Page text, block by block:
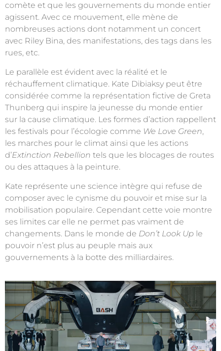
comète et que les gouvernements du monde entier
agissent. Avec ce mouvement, elle mène de
nombreuses actions dont notamment un concert
avec Riley Bina, des manifestations, des tags dans les
rues, etc.
Le parallèle est évident avec la réalité et le
réchauffement climatique. Kate Dibiaksy peut être
considérée comme la représentation fictive de Greta
Thunberg qui inspire la jeunesse du monde entier
sur la cause climatique. Les formes d’action rappellent
les festivals pour l’écologie comme We Love Green,
les marches pour le climat ainsi que les actions
d’Extinction Rebellion tels que les blocages de routes
ou des attaques à la peinture.
Kate représente une science intègre qui refuse de
composer avec le cynisme du pouvoir et mise sur la
mobilisation populaire. Cependant cette voie montre
ses limites car elle ne permet pas vraiment de
changements. Dans le monde de Don’t Look Up le
pouvoir n’est plus au peuple mais aux
gouvernements à la botte des milliardaires.